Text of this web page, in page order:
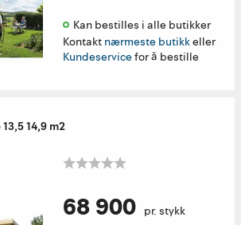
Kan bestilles i alle butikker
Kontakt nærmeste butikkeller
Kundeservicefor å bestille
14,9 m2
68 900 pr. stykk